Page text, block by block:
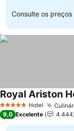
Consulte os preços
5 Estrelas Hotel
Royal Ariston
9,0 Excelente 4.444